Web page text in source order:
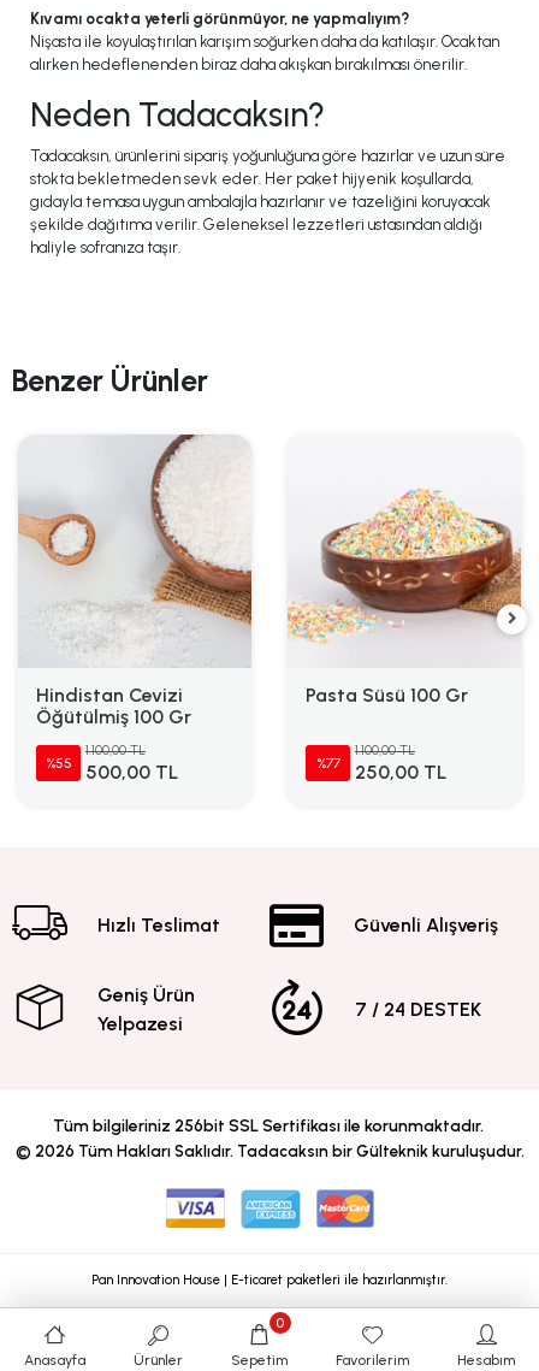
Kıvamı ocakta yeterli görünmüyor, ne yapmalıyım?
Nişasta ile koyulaştırılan karışım soğurken daha da katılaşır. Ocaktan
alırken hedeflenenden biraz daha akışkan bırakılması önerilir.
Neden Tadacaksın?
Tadacaksın, ürünlerini sipariş yoğunluğuna göre hazırlar ve uzun süre
stokta bekletmeden sevk eder. Her paket hijyenik koşullarda,
gıdayla temasa uygun ambalajla hazırlanır ve tazeliğini koruyacak
şekilde dağıtıma verilir. Geleneksel lezzetleri ustasından aldığı
haliyle sofranıza taşır.
Benzer Ürünler
Hindistan Cevizi
Öğütülmiş 100 Gr
%55
1.100,00 TL
500,00 TL
Pasta Süsü 100 Gr
%77
1.100,00 TL
250,00 TL
Hızlı Teslimat Güvenli Alışveriş
Geniş Ürün
Yelpazesi
7 / 24 DESTEK
Tüm bilgileriniz 256bit SSL Sertifikası ile korunmaktadır.
© 2026 Tüm Hakları Saklıdır. Tadacaksın bir Gülteknik kuruluşudur.
Anasayfa Ürünler Sepetim
0
Favorilerim Hesabım
Pan Innovation House | E-ticaret paketleri ile hazırlanmıştır.